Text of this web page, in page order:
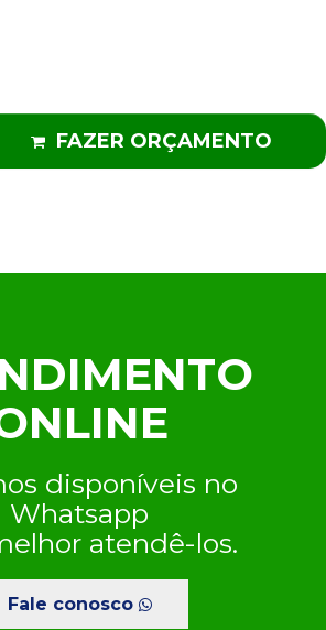
FAZER ORÇAMENTO
disponíveis no
Whatsapp
atendê-los.
Fale conosco